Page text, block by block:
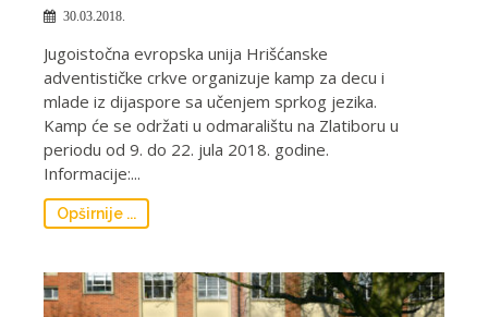
30.03.2018.
Jugoistočna evropska unija Hrišćanske
adventističke crkve organizuje kamp za decu i
mlade iz dijaspore sa učenjem sprkog jezika.
Kamp će se održati u odmaralištu na Zlatiboru u
periodu od 9. do 22. jula 2018. godine.
Informacije:...
Opširnije ...